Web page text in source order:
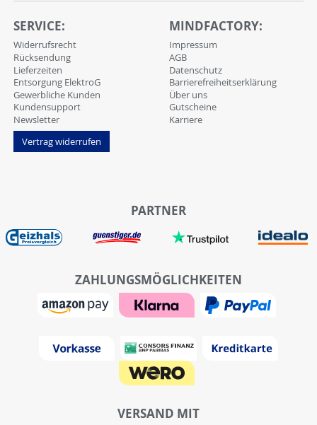
SERVICE:
Widerrufsrecht
Rücksendung
Lieferzeiten
Entsorgung ElektroG
Gewerbliche Kunden
Kundensupport
Newsletter
Vertrag widerrufen
MINDFACTORY:
Impressum
AGB
Datenschutz
Barrierefreiheitserklärung
Über uns
Gutscheine
Karriere
PARTNER
ZAHLUNGSMÖGLICHKEITEN
VERSAND MIT